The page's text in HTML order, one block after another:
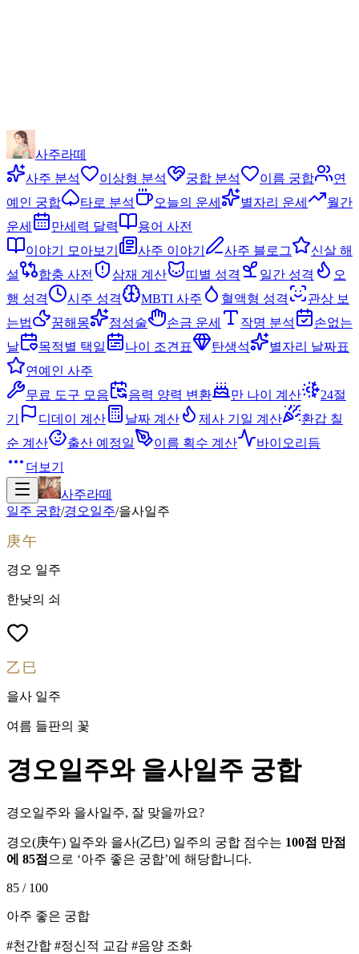
사주라떼
사주 분석
이상형 분석 궁합 분석 이름 궁합
연
예인 궁합
타로 분석 오늘의 운세 별자리 운세
월간
운세
만세력 달력
용어 사전
이야기 모아보기
사주 이야기 사주 블로그
신살 해
설
합충 사전 삼재 계산 띠별 성격 일간 성격
오
행 성격
시주 성격 MBTI 사주 혈액형 성격
관상 보
는법
꿈해몽 점성술 손금 운세 작명 분석
손없는
날
목적별 택일 나이 조견표 탄생석
별자리 날짜표
연예인 사주
무료 도구 모음
음력 양력 변환 만 나이 계산
24절
기
디데이 계산 날짜 계산 제사 기일 계산
환갑 칠
순 계산
출산 예정일 이름 획수 계산
바이오리듬
더보기
사주라떼
일주 궁합/경오일주/을사일주
庚午
경오 일주
한낮의 쇠
乙巳
을사 일주
여름 들판의 꽃
경오일주와 을사일주 궁합
경오일주와 을사일주, 잘 맞을까요?
경오(庚午) 일주와 을사(乙巳) 일주의 궁합 점수는 100점 만점
에 85점 으로 ‘아주 좋은 궁합’에 해당합니다.
85 / 100
아주 좋은 궁합
#천간합 #정신적 교감 #음양 조화